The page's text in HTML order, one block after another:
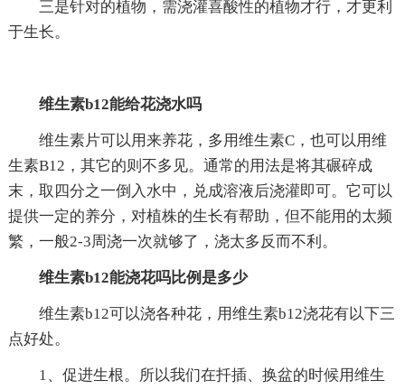
三是针对的植物，需浇灌喜酸性的植物才行，才更利
于生长。
维生素b12能给花浇水吗
维生素片可以用来养花，多用维生素C，也可以用维
生素B12，其它的则不多见。通常的用法是将其碾碎成
末，取四分之一倒入水中，兑成溶液后浇灌即可。它可以
提供一定的养分，对植株的生长有帮助，但不能用的太频
繁，一般2-3周浇一次就够了，浇太多反而不利。
维生素b12能浇花吗比例是多少
维生素b12可以浇各种花，用维生素b12浇花有以下三
点好处。
1、促进生根。所以我们在扦插、换盆的时候用维生